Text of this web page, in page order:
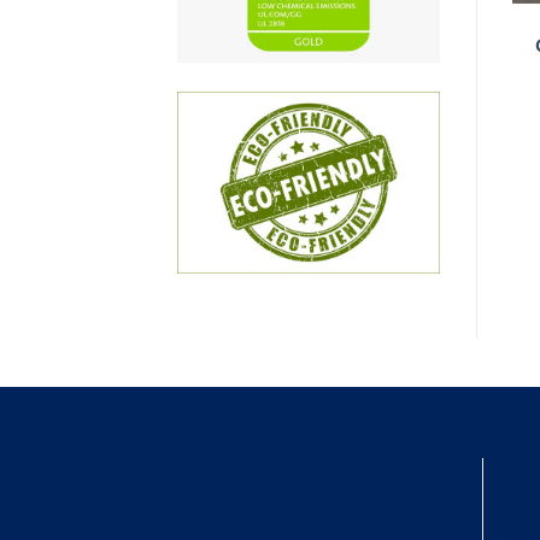
Sơn lót trắng gốc nước
Melamin) W3314